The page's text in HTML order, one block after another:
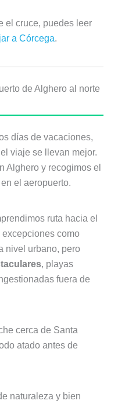
el cruce, puedes leer
a Córcega.
de Alghero al norte
días de vacaciones,
viaje se llevan mejor.
Alghero y recogimos el
el aeropuerto.
ruta hacia el
como
nivel urbano, pero
, playas
fuera de
cerca de Santa
atado antes de
naturaleza y bien